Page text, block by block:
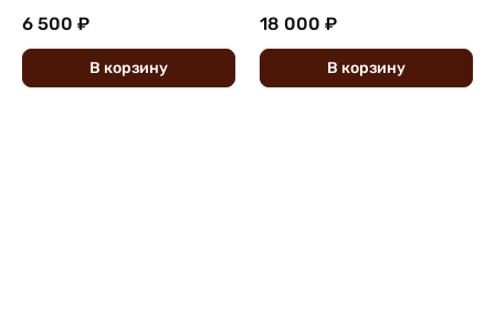
6 500 ₽
В корзину
18 000 ₽
В корзину